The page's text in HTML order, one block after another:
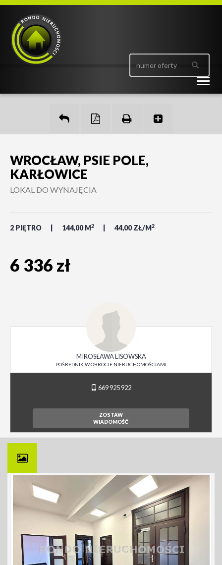
WROCŁAW, PSIE POLE,
KARŁOWICE
LOKAL DO WYNAJĘCIA
2 PIĘTRO 144,00 M2 44,00 ZŁ/M2
6 336 zł
MIROSŁAWA LISOWSKA
POŚREDNIK W OBROCIE NIERUCHOMOŚCIAMI
669 925 922
ZOSTAW
WIADOMOŚĆ